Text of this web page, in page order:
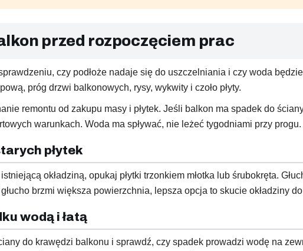
przed rozpoczęciem prac
czy podłoże nadaje się do uszczelniania i czy woda
próg drzwi balkonowych, rysy, wykwity i czoło płyty.
remontu od zakupu masy i płytek. Jeśli balkon ma spadek do
warunkach. Woda ma spływać, nie leżeć tygodniami przy progu.
płytek
okładziną, opukaj płytki trzonkiem młotka lub śrubokręta.
brzmi większa powierzchnia, lepsza opcja to skucie okładziny
wodą i łatą
do krawędzi balkonu i sprawdź, czy spadek prowadzi wodę na